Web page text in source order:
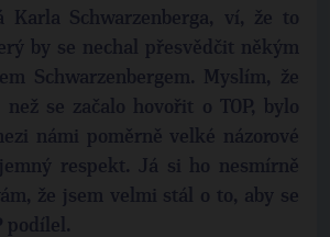
Karla Schwarzenberga, ví, že to
by se nechal přesvědčit někým
Schwarzenbergem. Myslím, že
se začalo hovořit o TOP, bylo
námi poměrně velké názorové
respekt. Já si ho nesmírně
že jsem velmi stál o to, aby se
podílel.